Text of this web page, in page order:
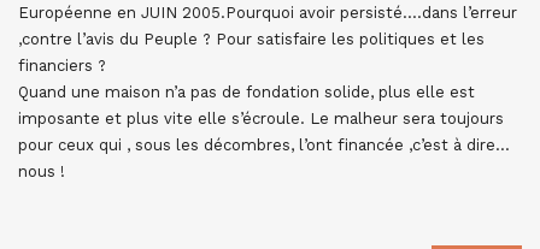
Européenne en JUIN 2005.Pourquoi avoir persisté….dans l’erreur
,contre l’avis du Peuple ? Pour satisfaire les politiques et les
financiers ?
Quand une maison n’a pas de fondation solide, plus elle est
imposante et plus vite elle s’écroule. Le malheur sera toujours
pour ceux qui , sous les décombres, l’ont financée ,c’est à dire…
nous !